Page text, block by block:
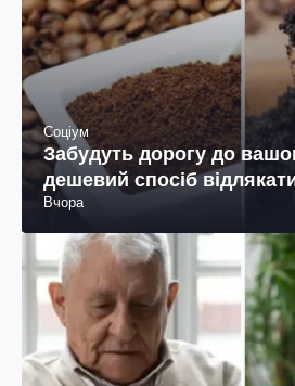
Соціум
Забудуть дорогу до
дешевий спосіб
Вчора